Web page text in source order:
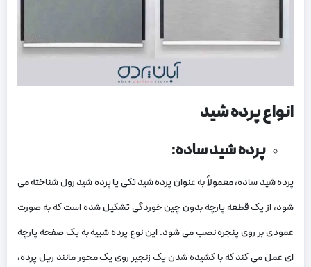
انواع پرده شید
پرده شید ساده:
پرده شید ساده، معمولاً به عنوان پرده شید تکی یا پرده شید رول شناخته می‌
شود، از یک قطعه پارچه بدون چین‌ خوردگی تشکیل شده است که به صورت
عمودی بر روی پنجره نصب می‌ شود. این نوع پرده شبیه به یک صفحه پارچه‌
ای عمل می‌ کند که با کشیده شدن یک زنجیر روی یک محور مانند ریل پرده،